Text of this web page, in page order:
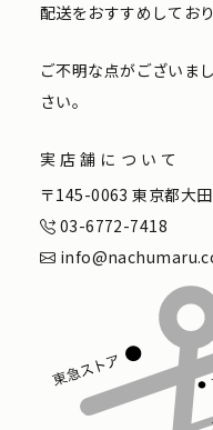
配送をおすすめしており
ご不明な点がございま
さい。
実店舗について
〒145-0063 東京都大
03-6772-7418